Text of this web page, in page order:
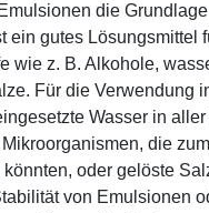
die
ein gutes Lösungsmittel
wie z. B. Alkohole,
Für die Verwendung
Wasser in aller
die
könnten, oder gelöste
von Emulsionen